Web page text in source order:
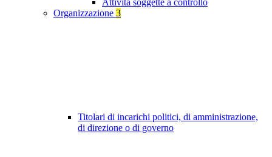
Attività soggette a controllo
Organizzazione 3
Titolari di incarichi politici, di amministrazione,
di direzione o di governo